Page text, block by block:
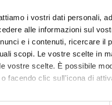
i vostri dati personali,
alle informazioni sul
e i contenuti, ricercare
scopi. Le vostre scelte in
vostre scelte. È possibile
facendo clic sull'icona di
anche:
PARTICIPANTS
ESTERNI